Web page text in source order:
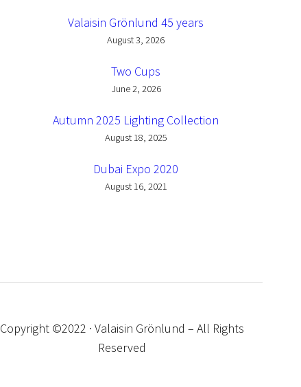
Valaisin Grönlund 45 years
August 3, 2026
Two Cups
June 2, 2026
Autumn 2025 Lighting Collection
August 18, 2025
Dubai Expo 2020
August 16, 2021
Copyright ©2022 · Valaisin Grönlund – All Rights
Reserved